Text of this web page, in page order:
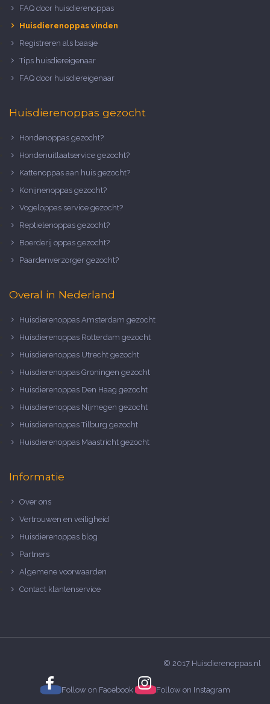
FAQ door huisdierenoppas
Huisdierenoppas vinden
Registreren als baasje
Tips huisdiereigenaar
FAQ door huisdiereigenaar
Huisdierenoppas gezocht
Hondenoppas gezocht?
Hondenuitlaatservice gezocht?
Kattenoppas aan huis gezocht?
Konijnenoppas gezocht?
Vogeloppas service gezocht?
Reptielenoppas gezocht?
Boerderij oppas gezocht?
Paardenverzorger gezocht?
Overal in Nederland
Huisdierenoppas Amsterdam gezocht
Huisdierenoppas Rotterdam gezocht
Huisdierenoppas Utrecht gezocht
Huisdierenoppas Groningen gezocht
Huisdierenoppas Den Haag gezocht
Huisdierenoppas Nijmegen gezocht
Huisdierenoppas Tilburg gezocht
Huisdierenoppas Maastricht gezocht
Informatie
Over ons
Vertrouwen en veiligheid
Huisdierenoppas blog
Partners
Algemene voorwaarden
Contact klantenservice
© 2017 Huisdierenoppas.nl
Follow on Facebook Follow on Instagram